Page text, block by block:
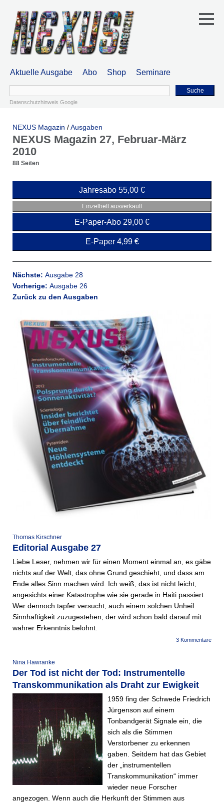
Aktuelle Ausgabe Abo Shop Seminare
Suche
Datenschutzhinweis Google
NEXUS Magazin /Ausgaben
NEXUS Magazin 27, Februar-März
2010
88 Seiten
Jahresabo 55,00 €
Einzelheft ausverkauft
E-Paper-Abo 29,00 €
E-Paper 4,99 €
Nächste: Ausgabe 28
Vorherige: Ausgabe 26
Zurück zu den Ausgaben
Thomas Kirschner
Editorial Ausgabe 27
Liebe Leser, nehmen wir für einen Moment einmal an, es gäbe
nichts auf der Welt, das ohne Grund geschieht, und dass am
Ende alles Sinn machen wird. Ich weiß, das ist nicht leicht,
angesichts einer Katastrophe wie sie gerade in Haiti passiert.
Wer dennoch tapfer versucht, auch einem solchen Unheil
Sinnhaftigkeit zuzugestehen, der wird schon bald darauf mit
wahrer Erkenntnis belohnt.
3 Kommentare
Nina Hawranke
Der Tod ist nicht der Tod: Instrumentelle
Transkommunikation als Draht zur Ewigkeit
1959 fing der Schwede Friedrich
Jürgenson auf einem
Tonbandgerät Signale ein, die
sich als die Stimmen
Verstorbener zu erkennen
gaben. Seitdem hat das Gebiet
der „instrumentellen
Transkommunikation“ immer
wieder neue Forscher
angezogen. Wenn auch die Herkunft der Stimmen aus